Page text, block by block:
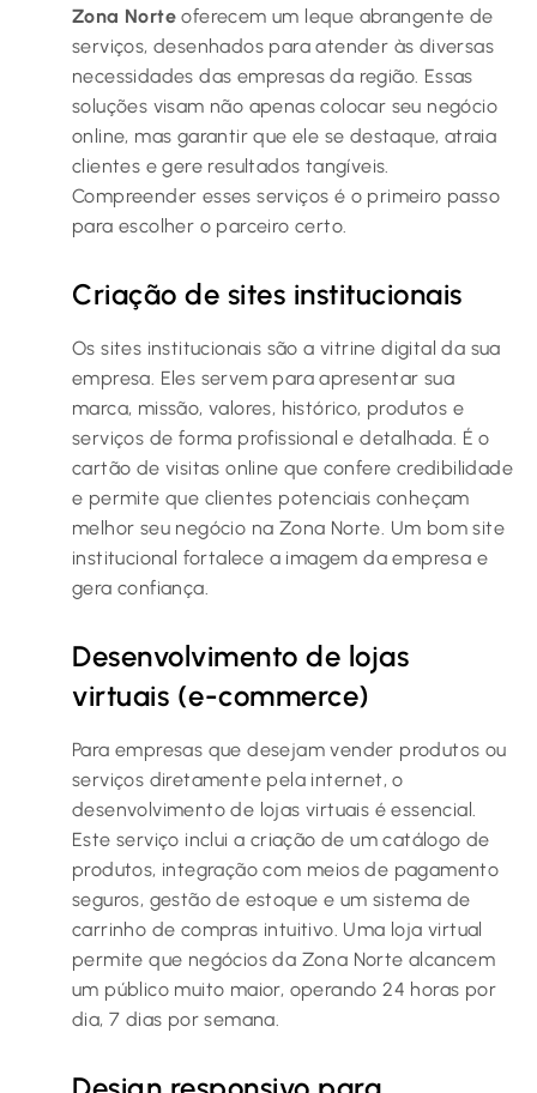
Zona Norte oferecem um leque abrangente de
serviços, desenhados para atender às diversas
necessidades das empresas da região. Essas
soluções visam não apenas colocar seu negócio
online, mas garantir que ele se destaque, atraia
clientes e gere resultados tangíveis.
Compreender esses serviços é o primeiro passo
para escolher o parceiro certo.
Criação de sites institucionais
Os sites institucionais são a vitrine digital da sua
empresa. Eles servem para apresentar sua
marca, missão, valores, histórico, produtos e
serviços de forma profissional e detalhada. É o
cartão de visitas online que confere credibilidade
e permite que clientes potenciais conheçam
melhor seu negócio na Zona Norte. Um bom site
institucional fortalece a imagem da empresa e
gera confiança.
Desenvolvimento de lojas
virtuais (e-commerce)
Para empresas que desejam vender produtos ou
serviços diretamente pela internet, o
desenvolvimento de lojas virtuais é essencial.
Este serviço inclui a criação de um catálogo de
produtos, integração com meios de pagamento
seguros, gestão de estoque e um sistema de
carrinho de compras intuitivo. Uma loja virtual
permite que negócios da Zona Norte alcancem
um público muito maior, operando 24 horas por
dia, 7 dias por semana.